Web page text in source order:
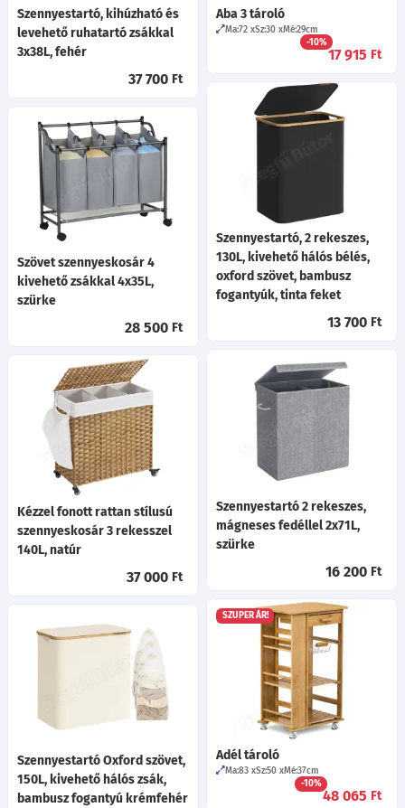
Szennyestartó, kihúzható és
levehető ruhatartó zsákkal
3x38L, fehér
37 700 Ft
Aba 3 tároló
Ma:72 Sz:30 Mé:29cm
-10%
17 915 Ft
Szennyestartó, 2 rekeszes,
130L, kivehető hálós bélés,
oxford szövet, bambusz
fogantyúk, tinta feket
13 700 Ft
Szövet szennyeskosár 4
kivehető zsákkal 4x35L,
szürke
28 500 Ft
Szennyestartó 2 rekeszes,
mágneses fedéllel 2x71L,
szürke
16 200 Ft
Kézzel fonott rattan stílusú
szennyeskosár 3 rekesszel
140L, natúr
37 000 Ft
SZUPER ÁR!
Adél tároló
Ma:83 Sz:50 Mé:37cm
-10%
48 065 Ft
Szennyestartó Oxford szövet,
150L, kivehető hálós zsák,
bambusz fogantyú krémfehér